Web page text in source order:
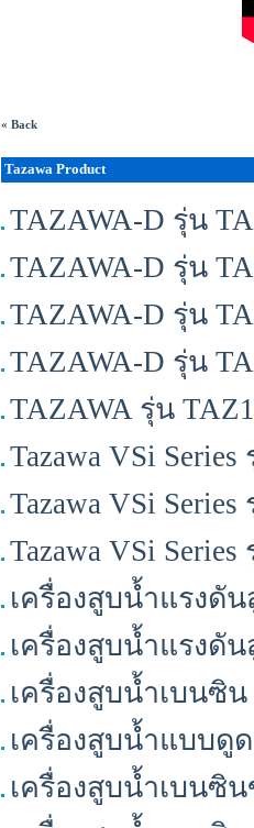
« Back
Tazawa Product
TAZAWA-D รุ่น
TAZAWA-D รุ่น
TAZAWA-D รุ่น
TAZAWA-D รุ่น
TAZAWA รุ่น
Tazawa VSi
Tazawa VSi Series
Tazawa VSi Series
เครื่องสูบน้ำแรงดัน
เครื่องสูบน้ำแรงดัน
เครื่องสูบน้ำเบนซิน
เครื่องสูบน้ำแบบดู
เครื่องสูบน้ำเบนซิ